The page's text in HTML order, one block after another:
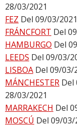
28/03/2021
FEZ Del 09/03/
FRÁNCFORT Del
HAMBURGO Del
LEEDS Del 09/03/
LISBOA Del 09/03/
MÁNCHESTER Del
28/03/2021
MARRAKECH Del
MOSCÚ Del 09/03/